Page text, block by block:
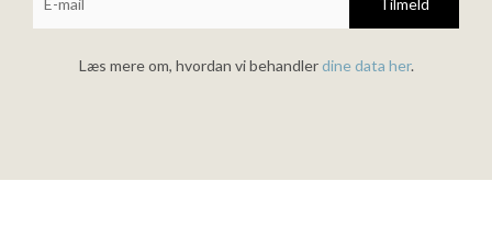
Læs mere om, hvordan vi behandlerdine data her.